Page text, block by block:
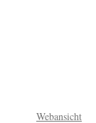
Webansicht